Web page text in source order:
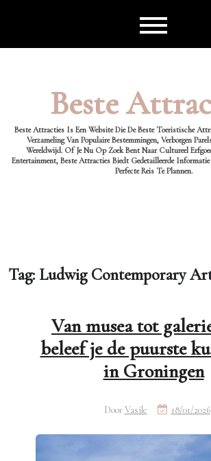
Beste
Beste Attracties Is Een Website Die De Beste Toeristische
Verzameling Van Populaire Bestemmingen, Verborgen
Wereldwijd. Of Je Nu Op Zoek Bent Naar Cultureel
Entertainment, Beste Attracties Biedt Gedetailleerde
Perfecte Reis Te Plannen.
Tag: Ludwig Contemporary
Van musea tot
beleef je de puurste
in Groningen
DoorVasile 18/01/2026